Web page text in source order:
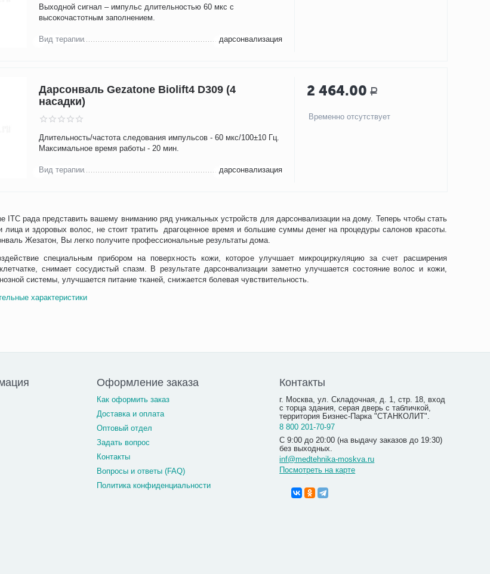
ITC рада представить вашему вниманию ряд уникальных устройств для дарсонвализации на дому. Теперь чтобы стать
и здоровых волос, не стоит тратить драгоценное время и большие суммы денег на процедуры салонов красоты.
Жезатон, Вы легко получите профессиональные результаты дома.
специальным прибором на поверхность кожи, которое улучшает микроциркуляцию за счет расширения
снимает сосудистый спазм. В результате дарсонвализации заметно улучшается состояние волос и кожи,
системы, улучшается питание тканей, снижается болевая чувствительность.
характеристики
Выходной сигнал – импульс длительностью 60 мкс с
высокочастотным заполнением.
Вид терапии дарсонвализация
Дарсонваль Gezatone Biolift4 D309 (4
насадки)
Длительность/частота следования импульсов - 60 мкс/100±10 Гц.
Максимальное время работы - 20 мин.
Вид терапии дарсонвализация
2 464.00 Р
Временно отсутствует
Оформление заказа
Как оформить заказ
Доставка и оплата
Оптовый отдел
Задать вопрос
Контакты
Вопросы и ответы (FAQ)
Политика конфиденциальности
Контакты
г. Москва, ул. Складочная, д. 1, стр. 18, вход
с торца здания, серая дверь с табличкой,
территория Бизнес-Парка "СТАНКОЛИТ".
8 800 201-70-97
С 9:00 до 20:00 (на выдачу заказов до 19:30)
без выходных.
inf@medtehnika-moskva.ru
Посмотреть на карте